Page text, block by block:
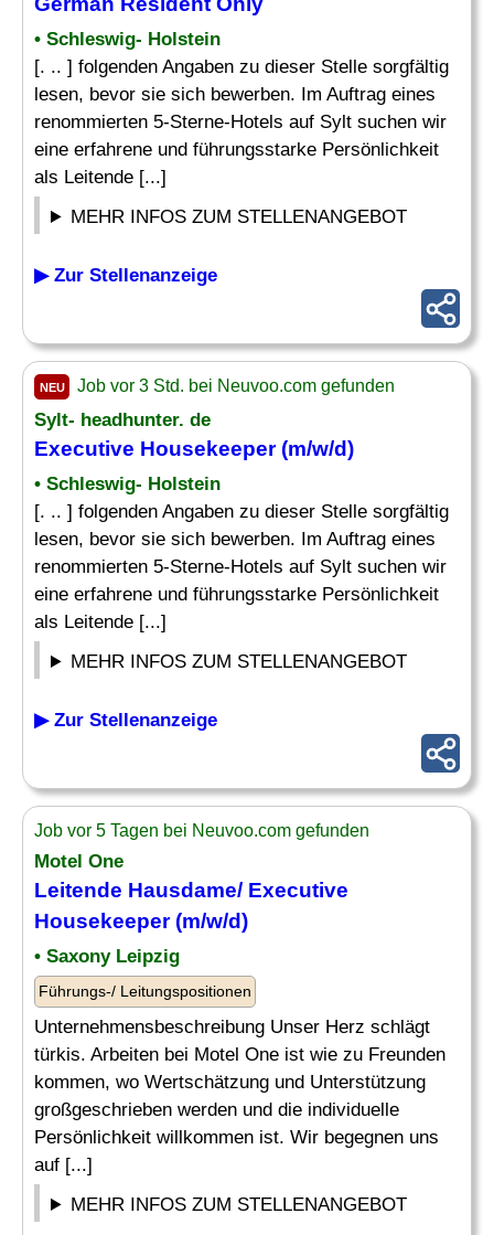
• Schleswig- Holstein
[. .. ] folgenden Angaben zu dieser Stelle sorgfältig
lesen, bevor sie sich bewerben. Im Auftrag eines
renommierten 5-Sterne-Hotels auf Sylt suchen wir
eine erfahrene und führungsstarke Persönlichkeit
als Leitende [...]
MEHR INFOS ZUM STELLENANGEBOT
▶ Zur Stellenanzeige
NEU Job vor 3 Std. bei Neuvoo.com gefunden
Sylt- headhunter. de
Executive Housekeeper(m/w/d)
• Schleswig- Holstein
[. .. ] folgenden Angaben zu dieser Stelle sorgfältig
lesen, bevor sie sich bewerben. Im Auftrag eines
renommierten 5-Sterne-Hotels auf Sylt suchen wir
eine erfahrene und führungsstarke Persönlichkeit
als Leitende [...]
MEHR INFOS ZUM STELLENANGEBOT
▶ Zur Stellenanzeige
Job vor 5 Tagen bei Neuvoo.com gefunden
Motel One
Leitende Hausdame/ Executive
Housekeeper(m/w/d)
• Saxony Leipzig
Führungs-/ Leitungspositionen
Unternehmensbeschreibung Unser Herz schlägt
türkis. Arbeiten bei Motel One ist wie zu Freunden
kommen, wo Wertschätzung und Unterstützung
großgeschrieben werden und die individuelle
Persönlichkeit willkommen ist. Wir begegnen uns
auf [...]
MEHR INFOS ZUM STELLENANGEBOT